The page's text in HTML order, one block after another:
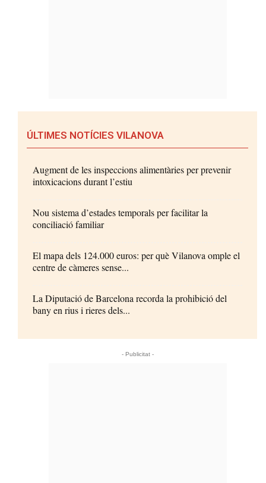
ÚLTIMES NOTÍCIES VILANOVA
Augment de les inspeccions alimentàries per prevenir
intoxicacions durant l’estiu
Nou sistema d’estades temporals per facilitar la
conciliació familiar
El mapa dels 124.000 euros: per què Vilanova omple el
centre de càmeres sense...
La Diputació de Barcelona recorda la prohibició del
bany en rius i rieres dels...
- Publicitat -